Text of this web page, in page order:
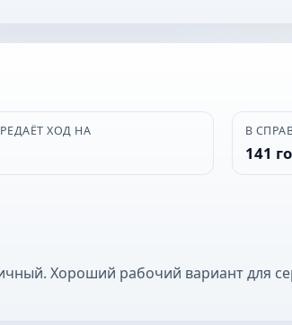
ХОД НА В
141
Хороший рабочий вариант для